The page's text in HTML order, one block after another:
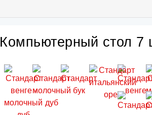
Компьютерный стол 7